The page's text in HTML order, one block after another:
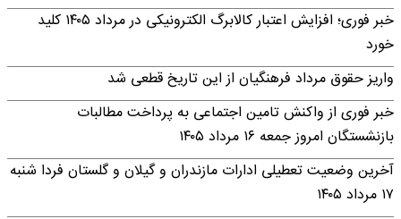
خبر فوری؛ افزایش اعتبار کالابرگ الکترونیکی در مرداد ۱۴۰۵ کلید
خورد
واریز حقوق مرداد فرهنگیان از این تاریخ قطعی شد
خبر فوری از واکنش تامین اجتماعی به پرداخت مطالبات
بازنشستگان امروز جمعه ۱۶ مرداد ۱۴۰۵
آخرین وضعیت تعطیلی ادارات مازندران و گیلان و گلستان فردا شنبه
۱۷ مرداد ۱۴۰۵